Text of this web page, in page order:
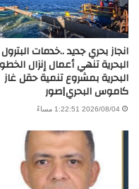
انجاز بحري جديد ..خدمات البترول
البحرية تنهي أعمال إنزال
البحرية بمشروع تنمية حقل غاز
كاموس البحري|صور
2026/08/04 1:22:51 مساءً